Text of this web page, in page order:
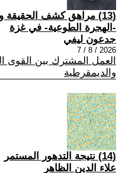
(13) مراهق كشف الحقيقة
-الهجرة الطوعية- في غزة
جدعون ليفي
2026 / 8 / 7
العمل المشترك بين القوى
والديمقرطية
(14) نتيجة التدهور المستمر
علاء الدين الظاهر